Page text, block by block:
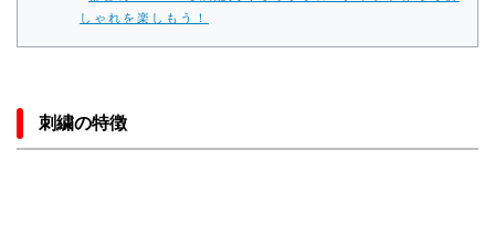
しゃれを楽しもう！
刺繍の特徴